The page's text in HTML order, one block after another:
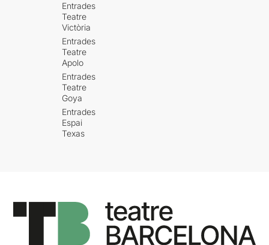
Entrades
Teatre
Victòria
Entrades
Teatre
Apolo
Entrades
Teatre
Goya
Entrades
Espai
Texas